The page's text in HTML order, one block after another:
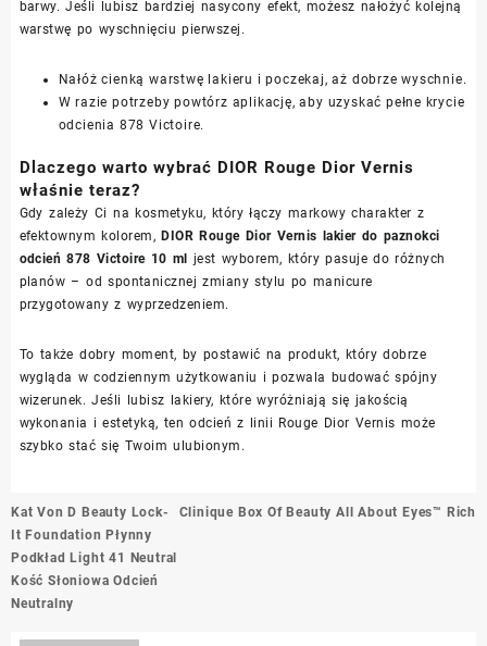
barwy. Jeśli lubisz bardziej nasycony efekt, możesz nałożyć kolejną
warstwę po wyschnięciu pierwszej.
Nałóż cienką warstwę lakieru i poczekaj, aż dobrze wyschnie.
W razie potrzeby powtórz aplikację, aby uzyskać pełne krycie
odcienia 878 Victoire.
Dlaczego warto wybrać DIOR Rouge Dior Vernis
właśnie teraz?
Gdy zależy Ci na kosmetyku, który łączy markowy charakter z
efektownym kolorem,DIOR Rouge Dior Vernis lakier do paznokci
odcień 878 Victoire 10 ml jest wyborem, który pasuje do różnych
planów – od spontanicznej zmiany stylu po manicure
przygotowany z wyprzedzeniem.
To także dobry moment, by postawić na produkt, który dobrze
wygląda w codziennym użytkowaniu i pozwala budować spójny
wizerunek. Jeśli lubisz lakiery, które wyróżniają się jakością
wykonania i estetyką, ten odcień z linii Rouge Dior Vernis może
szybko stać się Twoim ulubionym.
Nawigacja
wpisu
Kat Von D Beauty Lock-
It Foundation Płynny
Podkład Light 41 Neutral
Kość Słoniowa Odcień
Neutralny
Clinique Box Of Beauty All About Eyes™ Rich